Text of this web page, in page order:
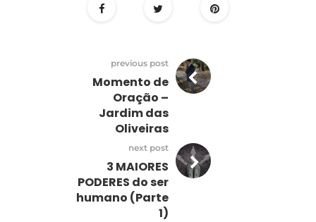
previous post
Momento de
Oração –
Jardim das
Oliveiras
next post
3 MAIORES
PODERES do ser
humano (Parte
1)